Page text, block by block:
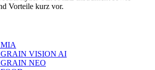
Vorteile kurz vor.
MIA
GRAIN VISION AI
GRAIN NEO